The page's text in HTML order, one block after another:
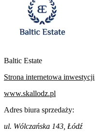
Baltic Estate
Strona internetowa inwestycji
www.skallodz.pl
Adres biura sprzedaży:
ul. Wólczańska 143, Łódź